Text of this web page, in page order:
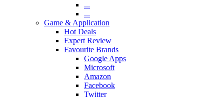
...
...
Game & Application
Hot Deals
Expert Review
Favourite Brands
Google Apps
Microsoft
Amazon
Facebook
Twitter